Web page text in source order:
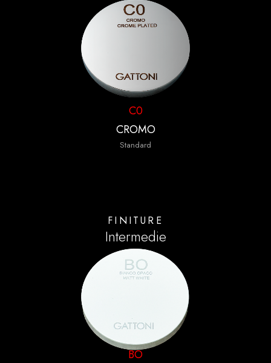
C0
CROMO
Standard
FINITURE
Intermedie
BO